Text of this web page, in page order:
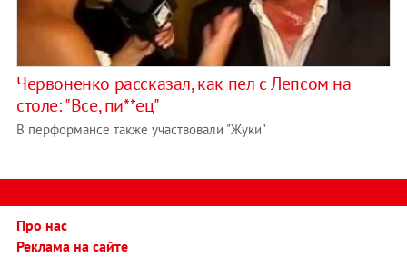
Червоненко рассказал, как пел с Лепсом на
столе: "Все, пи**ец"
В перформансе также участвовали "Жуки"
Про нас
Реклама на сайте